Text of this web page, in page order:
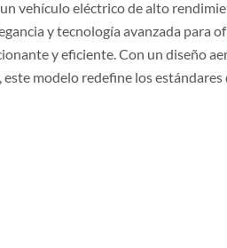
vehículo eléctrico de alto
y tecnología avanzada para
y eficiente. Con un diseño
modelo redefine los estándares